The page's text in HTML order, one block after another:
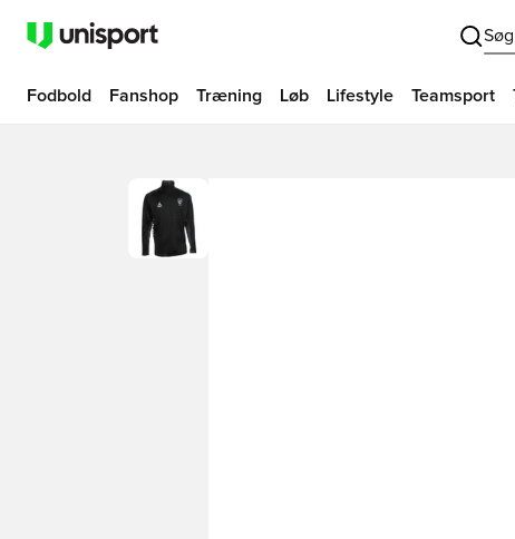
Søg
Fodbold Fanshop Træning Løb Lifestyle Teamsport